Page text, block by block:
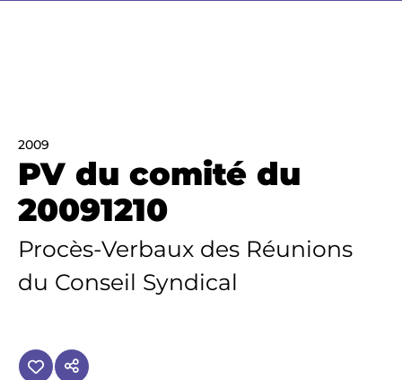
2009
PV du comité du
20091210
Procès-Verbaux des Réunions
du Conseil Syndical